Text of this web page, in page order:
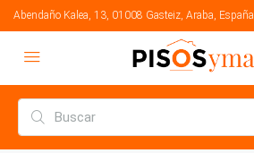
Abendaño Kalea, 13, 01008 Gasteiz, Araba, España